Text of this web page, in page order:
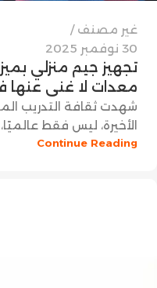
غير مصنف
30 نوفمبر 2025
معدات لا غنى عنها
شهدت ثقافة التدريب
الأخيرة، ليس فقط
Continue Reading